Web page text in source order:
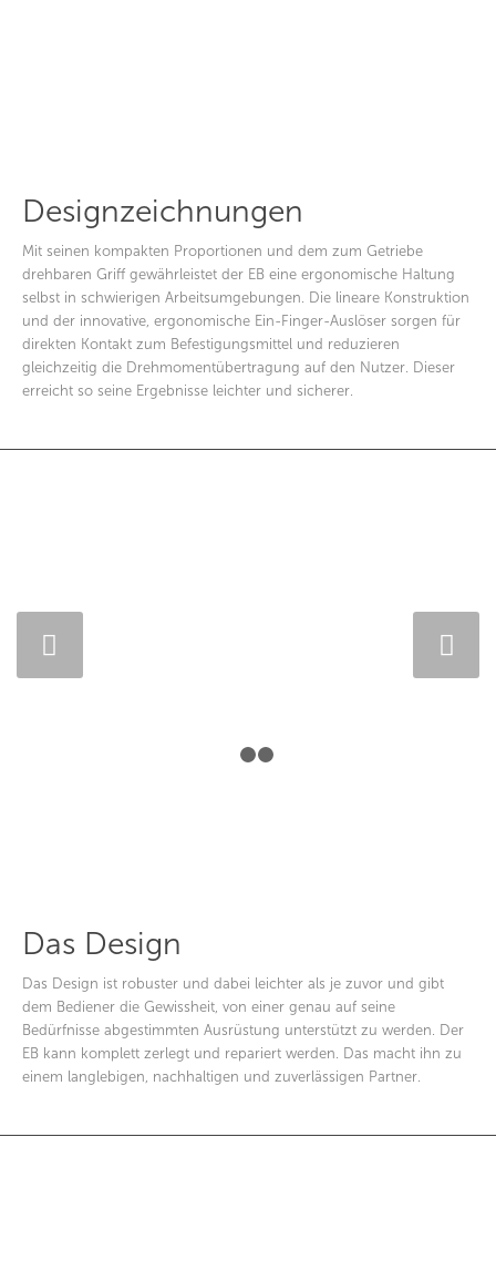
Designzeichnungen
Mit seinen kompakten Proportionen und dem zum Getriebe
drehbaren Griff gewährleistet der EB eine ergonomische Haltung
selbst in schwierigen Arbeitsumgebungen. Die lineare Konstruktion
und der innovative, ergonomische Ein-Finger-Auslöser sorgen für
direkten Kontakt zum Befestigungsmittel und reduzieren
gleichzeitig die Drehmomentübertragung auf den Nutzer. Dieser
erreicht so seine Ergebnisse leichter und sicherer.
Das Design
Das Design ist robuster und dabei leichter als je zuvor und gibt
dem Bediener die Gewissheit, von einer genau auf seine
Bedürfnisse abgestimmten Ausrüstung unterstützt zu werden. Der
EB kann komplett zerlegt und repariert werden. Das macht ihn zu
einem langlebigen, nachhaltigen und zuverlässigen Partner.